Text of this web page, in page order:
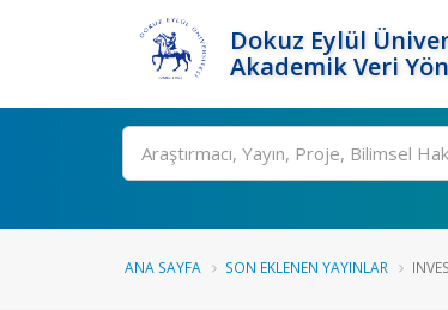
Dokuz Eylül
Akademik Veri
Ara
ANA SAYFA SON EKLENEN YAYINLAR